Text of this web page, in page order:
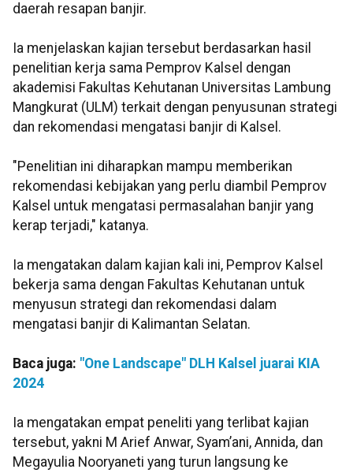
daerah resapan banjir.
Ia menjelaskan kajian tersebut berdasarkan hasil
penelitian kerja sama Pemprov Kalsel dengan
akademisi Fakultas Kehutanan Universitas Lambung
Mangkurat (ULM) terkait dengan penyusunan strategi
dan rekomendasi mengatasi banjir di Kalsel.
"Penelitian ini diharapkan mampu memberikan
rekomendasi kebijakan yang perlu diambil Pemprov
Kalsel untuk mengatasi permasalahan banjir yang
kerap terjadi," katanya.
Ia mengatakan dalam kajian kali ini, Pemprov Kalsel
bekerja sama dengan Fakultas Kehutanan untuk
menyusun strategi dan rekomendasi dalam
mengatasi banjir di Kalimantan Selatan.
Baca juga: "One Landscape" DLH Kalsel juarai KIA
2024
Ia mengatakan empat peneliti yang terlibat kajian
tersebut, yakni M Arief Anwar, Syam’ani, Annida, dan
Megayulia Nooryaneti yang turun langsung ke